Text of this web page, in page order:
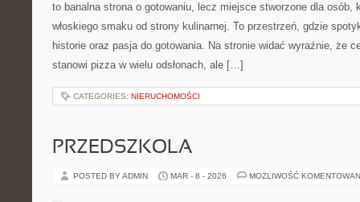
to banalna strona o gotowaniu, lecz miejsce stworzone dla osób,
włoskiego smaku od strony kulinarnej. To przestrzeń, gdzie
historie oraz pasja do gotowania. Na stronie widać wyraźnie, że
stanowi pizza w wielu odsłonach, ale […]
CATEGORIES: NIERUCHOMOŚCI
PRZEDSZKOLA
POSTED BY ADMIN MAR - 8 - 2026 MOŻLIWOŚĆ